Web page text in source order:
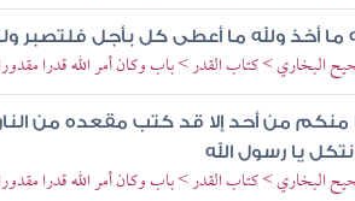
ما أخذ ولله ما أعطى كل بأجل فلتصبر
البخاري > كتاب القدر > باب وكان أمر الله قدرا مقدورا
منكم من أحد إلا قد كتب مقعده من
نتكل يا رسول الله
البخاري > كتاب القدر > باب وكان أمر الله قدرا مقدورا